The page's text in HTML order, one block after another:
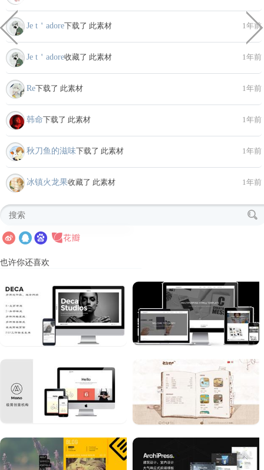
Je t＇adore下载了 此素材 1年前
Je t＇adore收藏了 此素材 1年前
Re下载了 此素材 1年前
韩命下载了 此素材 1年前
秋刀鱼的滋味下载了 此素材 1年前
冰镇火龙果收藏了 此素材 1年前
也许你还喜欢